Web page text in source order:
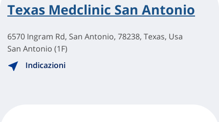
Texas Medclinic San Antonio
6570 Ingram Rd, San Antonio, 78238, Texas, Usa
San Antonio (1F)
Indicazioni